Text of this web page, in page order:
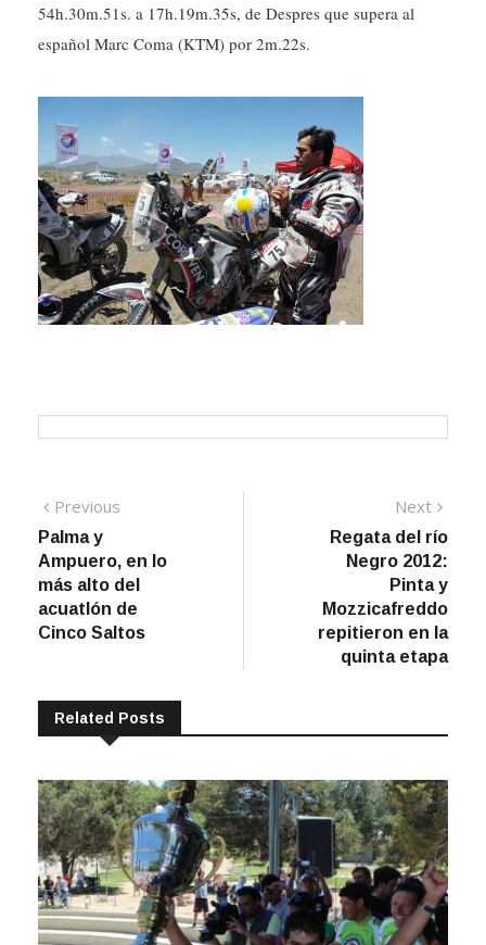
54h.30m.51s. a 17h.19m.35s, de Despres que supera al
español Marc Coma (KTM) por 2m.22s.
Navegación
de
entradas
Previous
Palma y
Ampuero, en lo
más alto del
acuatlón de
Cinco Saltos
Next
post:
Regata del río
Negro 2012:
Pinta y
Mozzicafreddo
repitieron en la
quinta etapa
Related Posts